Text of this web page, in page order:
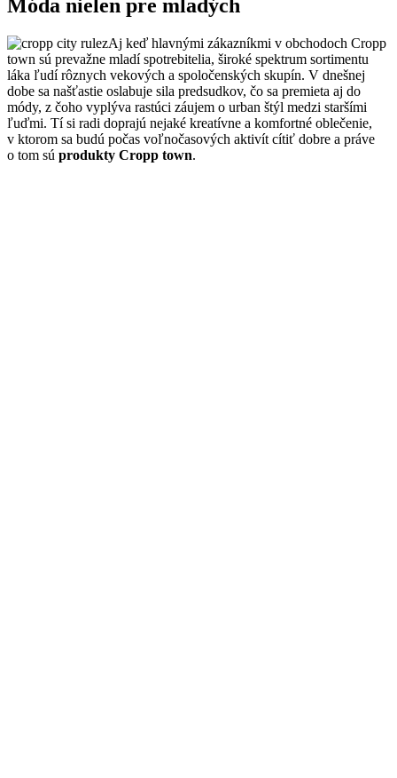
Móda nielen pre mladých
Aj keď hlavnými zákazníkmi v obchodoch Cropp
town sú prevažne mladí spotrebitelia, široké spektrum sortimentu
láka ľudí rôznych vekových a spoločenských skupín. V dnešnej
dobe sa našťastie oslabuje sila predsudkov, čo sa premieta aj do
módy, z čoho vyplýva rastúci záujem o urban štýl medzi staršími
ľuďmi. Tí si radi doprajú nejaké kreatívne a komfortné oblečenie,
v ktorom sa budú počas voľnočasových aktivít cítiť dobre a práve
o tom sú produkty Cropp town.